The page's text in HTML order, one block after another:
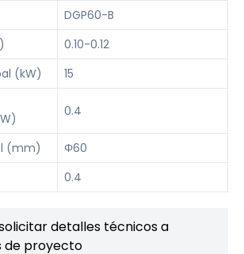
DGP60-B
0.10-0.12
(kW)
15
0.4
(mm)
Φ60
0.4
detalles técnicos a
de proyecto